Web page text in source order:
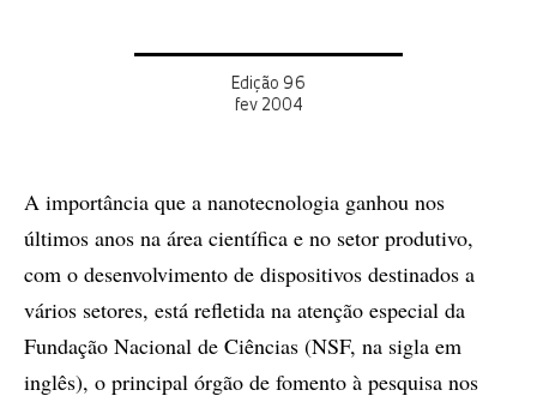
Edição 96
fev 2004
A importância que a nanotecnologia ganhou nos
últimos anos na área científica e no setor produtivo,
com o desenvolvimento de dispositivos destinados a
vários setores, está refletida na atenção especial da
Fundação Nacional de Ciências (NSF, na sigla em
inglês), o principal órgão de fomento à pesquisa nos